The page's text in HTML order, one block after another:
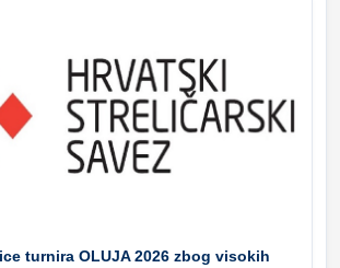
turnira OLUJA 2026 zbog visokih